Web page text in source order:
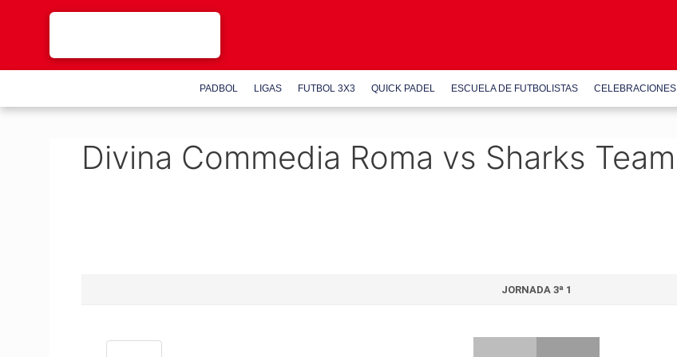
PADBOL LIGAS FUTBOL 3X3 QUICK PADEL ESCUELA DE FUTBOLISTAS CELEBRACIONES
Divina Commedia Roma vs Sharks Team
JORNADA 3ª 1